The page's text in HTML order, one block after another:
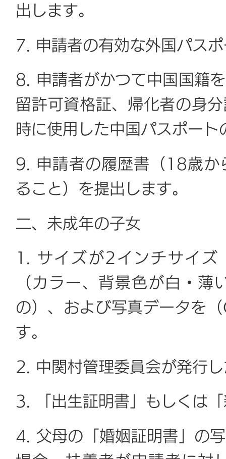
出します。
7. 申請者の有効な外国パス
8. 申請者がかつて中国国籍
留許可資格証、帰化者の身
時に使用した中国パスポー
9. 申請者の履歴書（18歳か
ること）を提出します。
二、未成年の子女
1. サイズが2インチサイ
（カラー、背景色が白・
の）、および写真データを
す。
2. 中関村管理委員会が発行
3. 「出生証明書」もしくは
4. 父母の「婚姻証明書」の